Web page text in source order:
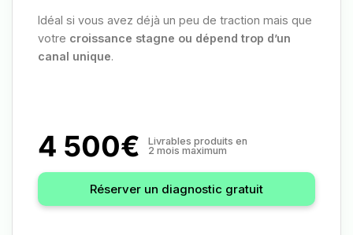
Idéal si vous avez déjà un peu de traction mais que
votre croissance stagne ou dépend trop d’un
canal unique.
4 500€
Livrables produits en
2 mois maximum
Réserver un diagnostic gratuit